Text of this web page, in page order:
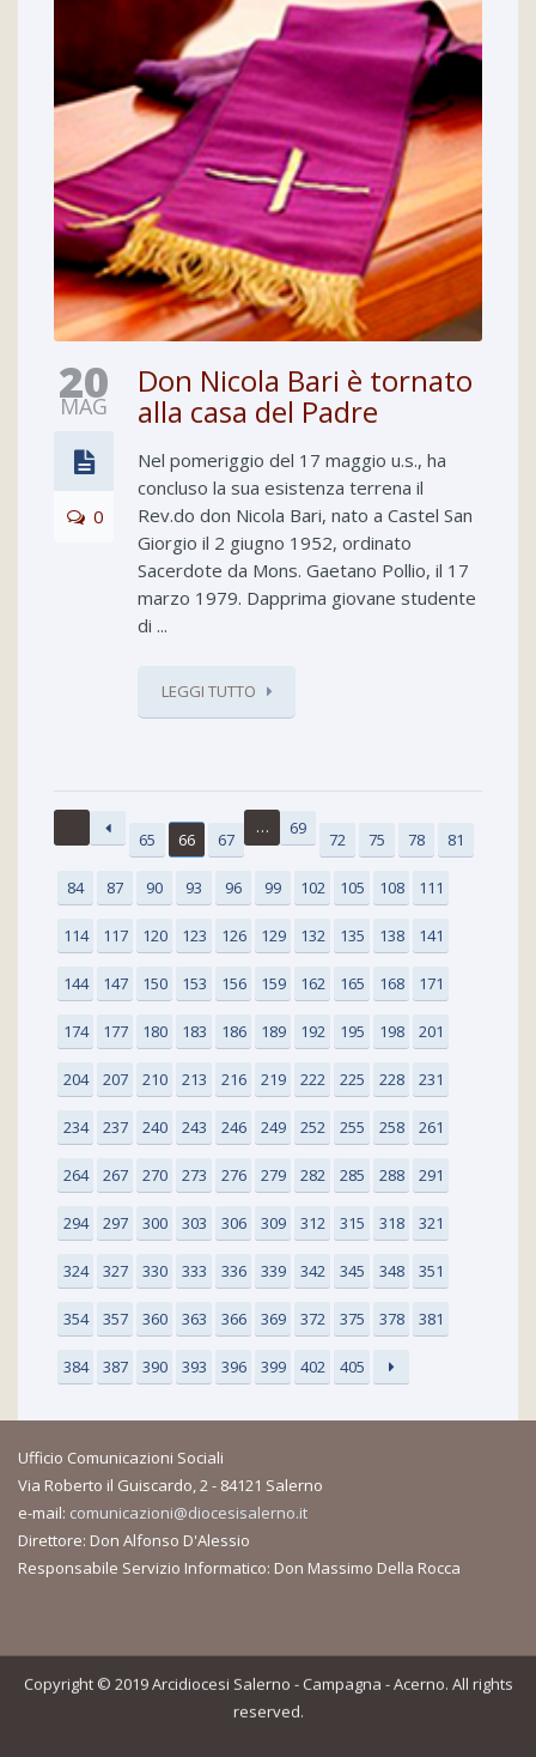
20
MAG
0
Don Nicola Bari è tornato
alla casa del Padre
Nel pomeriggio del 17 maggio u.s., ha
concluso la sua esistenza terrena il
Rev.do don Nicola Bari, nato a Castel San
Giorgio il 2 giugno 1952, ordinato
Sacerdote da Mons. Gaetano Pollio, il 17
marzo 1979. Dapprima giovane studente
di ...
LEGGI TUTTO
65 66 67
… 69
72 75 78 81
84 87 90 93 96 99 102 105 108 111
114 117 120 123 126 129 132 135 138 141
144 147 150 153 156 159 162 165 168 171
174 177 180 183 186 189 192 195 198 201
204 207 210 213 216 219 222 225 228 231
234 237 240 243 246 249 252 255 258 261
264 267 270 273 276 279 282 285 288 291
294 297 300 303 306 309 312 315 318 321
324 327 330 333 336 339 342 345 348 351
354 357 360 363 366 369 372 375 378 381
384 387 390 393 396 399 402 405
Ufficio Comunicazioni Sociali
Via Roberto il Guiscardo, 2 - 84121 Salerno
e-mail: comunicazioni@diocesisalerno.it
Direttore: Don Alfonso D'Alessio
Responsabile Servizio Informatico: Don Massimo Della Rocca
Copyright © 2019 Arcidiocesi Salerno - Campagna - Acerno. All rights
reserved.